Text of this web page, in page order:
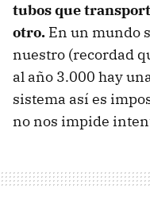
tubos que
otro. En un mundo
nuestro (recordad
al año 3.000 hay
sistema así es
no nos impide